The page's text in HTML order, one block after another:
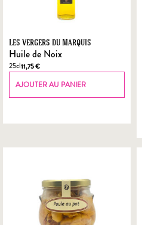
Les Vergers du Marquis
Huile de Noix
25cl11,75€
AJOUTER AU PANIER